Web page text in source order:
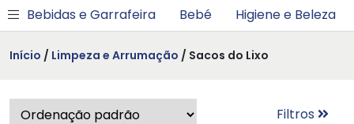
Bebidas e Garrafeira Bebé Higiene e Beleza
Início / Limpeza e Arrumação / Sacos do Lixo
Filtros